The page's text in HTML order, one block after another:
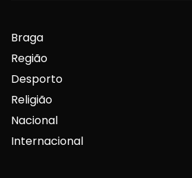
Braga
Região
Desporto
Religião
Nacional
Internacional